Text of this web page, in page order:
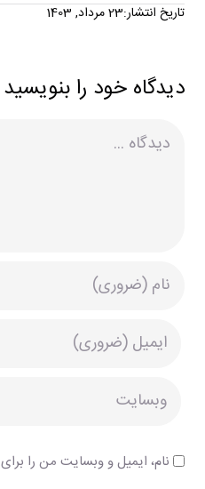
تاریخ انتشار:23 مرداد, 1403
دیدگاه خود را بنویسید
نام، ایمیل و وبسایت من را